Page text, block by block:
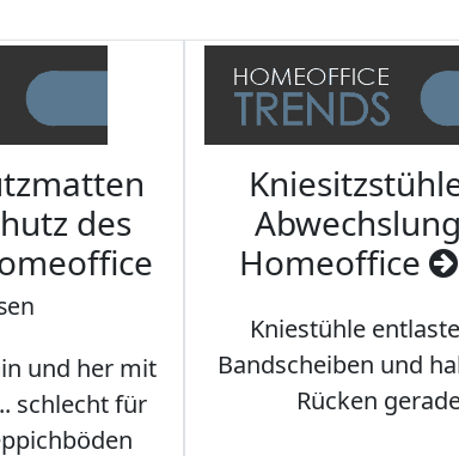
des
und her mit
schlecht für
Homeoffice
Kniestühle
Bandscheiben und
Rücken